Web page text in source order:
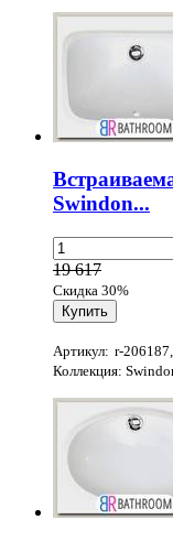
Swindon...
19 617
Скидка 30%
Артикул: r-
Коллекция: